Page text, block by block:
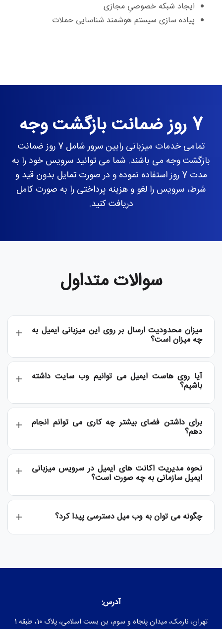
ایجاد شبکه خصوصیِ مجازی
پیاده سازی سیستم هوشمند شناسایی حملات
7 روز ضمانت بازگشت وجه
تمامی خدمات میزبانی رابین سرور شامل 7 روز ضمانت
بازگشت وجه می باشند. شما می توانید سرویس خود را به
مدت 7 روز استفاده نموده و در صورت تمایل بدون قید و
شرط، سرویس را لغو و هزینه پرداختی را به صورت کامل
دریافت کنید.
سوالات متداول
میزان محدودیت ارسال بر روی این میزبانی ایمیل به
چه میزان است؟
آیا روی هاست ایمیل می توانیم وب سایت داشته
باشیم؟
برای داشتن فضای بیشتر چه کاری می توانم انجام
دهم؟
نحوه مدیریت اکانت های ایمیل در سرویس میزبانی
ایمیل سازمانی به چه صورت است؟
چگونه می توان به وب میل دسترسی پیدا کرد؟
آدرس:
تهران، نارمک، میدان پنجاه و سوم، بن بست اسلامی، پلاک 10، طبقه 1